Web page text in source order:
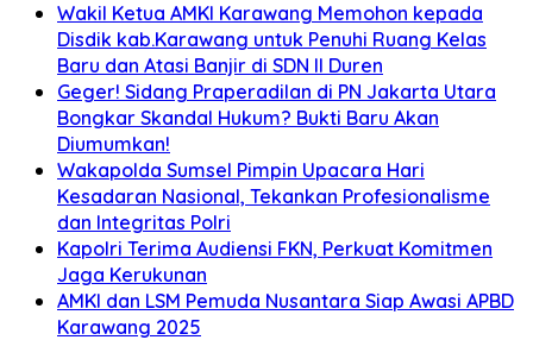
Wakil Ketua AMKI Karawang Memohon kepada
Disdik kab.Karawang untuk Penuhi Ruang Kelas
Baru dan Atasi Banjir di SDN II Duren
Geger! Sidang Praperadilan di PN Jakarta Utara
Bongkar Skandal Hukum? Bukti Baru Akan
Diumumkan!
Wakapolda Sumsel Pimpin Upacara Hari
Kesadaran Nasional, Tekankan Profesionalisme
dan Integritas Polri
Kapolri Terima Audiensi FKN, Perkuat Komitmen
Jaga Kerukunan
AMKI dan LSM Pemuda Nusantara Siap Awasi APBD
Karawang 2025